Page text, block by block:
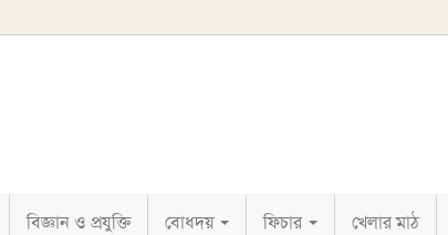
বিজ্ঞান ও প্রযুক্তি বোধদয় ফিচার খেলার মাঠ